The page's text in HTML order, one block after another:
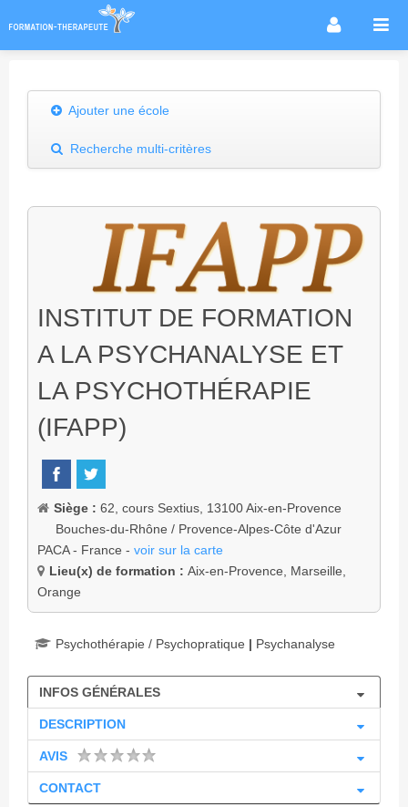
Infos métier
Annuaire des praticiens
Agenda & Actualités
Forum
Ajouter une école
Recherche multi-critères
INSTITUT DE FORMATION
A LA PSYCHANALYSE ET
LA PSYCHOTHÉRAPIE
(IFAPP)
Siège : 62, cours Sextius, 13100 Aix-en-Provence
Bouches-du-Rhône / Provence-Alpes-Côte d'Azur
PACA - France - voir sur la carte
Lieu(x) de formation : Aix-en-Provence, Marseille,
Orange
Psychothérapie / Psychopratique | Psychanalyse
INFOS GÉNÉRALES
DESCRIPTION
AVIS
CONTACT